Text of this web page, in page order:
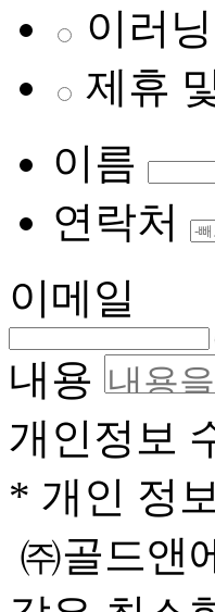
이러닝
제휴
이름
연락처
이메일
내용
개인정보
* 개인 정
㈜골드앤